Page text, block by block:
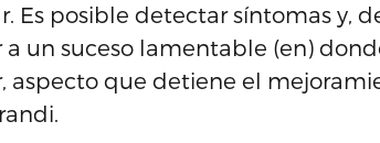
Es posible detectar síntomas y,
un suceso lamentable (en)
aspecto que detiene el